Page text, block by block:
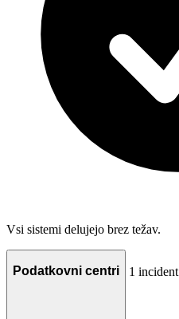
Vsi sistemi delujejo brez težav.
Podatkovni centri 1 incident